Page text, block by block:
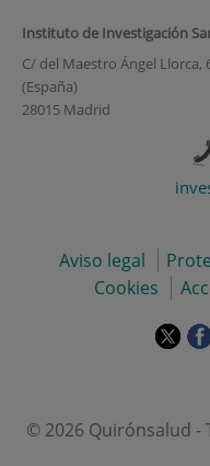
Instituto de Investigación
C/ del Maestro Ángel Llorca,
(España)
28015 Madrid
Aviso legal
Cookies
Este
en
© 2026 Quirónsalud -